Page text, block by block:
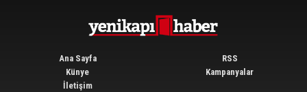
Ana Sayfa
Künye
İletişim
RSS
Kampanyalar